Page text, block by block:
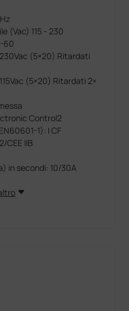
(Vac) 115 - 230
60
(5×20) Ritardati
(5×20) Ritardati 2×
Control2
1): I CF
CEE IIB
in secondi: 10/30A
mm (LxHxP)